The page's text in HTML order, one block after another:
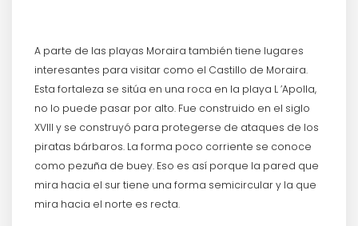
A parte de las playas Moraira también tiene lugares
interesantes para visitar como el Castillo de Moraira.
Esta fortaleza se sitúa en una roca en la playa L ’Apolla,
no lo puede pasar por alto. Fue construido en el siglo
XVIII y se construyó para protegerse de ataques de los
piratas bárbaros. La forma poco corriente se conoce
como pezuña de buey. Eso es así porque la pared que
mira hacia el sur tiene una forma semicircular y la que
mira hacia el norte es recta.